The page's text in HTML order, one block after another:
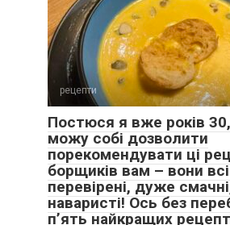
рецепти
Постюся я вже років
можу собі дозволити
порекомендувати ці
борщиків вам – вони
перевірені, дуже
наваристі! Ось без
п’ять найкращих